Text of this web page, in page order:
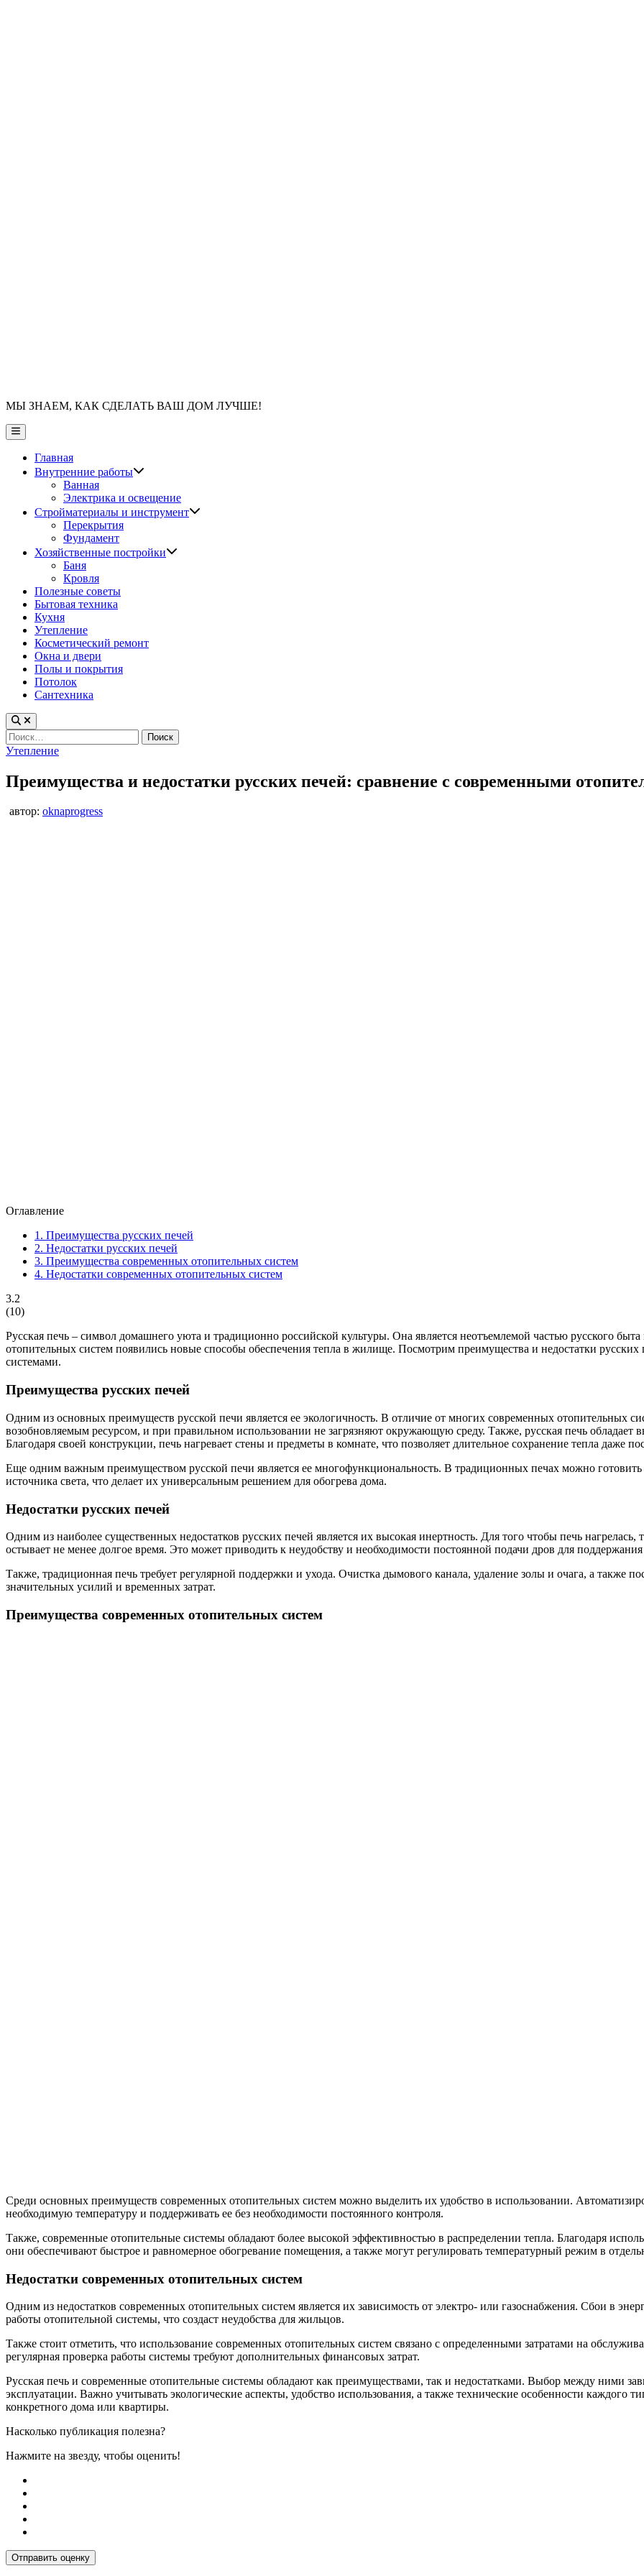
МЫ ЗНАЕМ, КАК СДЕЛАТЬ ВАШ ДОМ ЛУЧШЕ!
Главное
меню
Главная
Внутренние работы
Ванная
Электрика и освещение
Стройматериалы и инструмент
Перекрытия
Фундамент
Хозяйственные постройки
Баня
Кровля
Полезные советы
Бытовая техника
Кухня
Утепление
Косметический ремонт
Окна и двери
Полы и покрытия
Потолок
Сантехника
Найти:
Опубликовано
Утепление
Преимущества и недостатки русских печей: сравнение с современными
автор: oknaprogress
Оглавление
1. Преимущества русских печей
2. Недостатки русских печей
3. Преимущества современных отопительных систем
4. Недостатки современных отопительных систем
3.2
(10)
Русская печь – символ домашнего уюта и традиционно российской культуры. Она является неотъемлемой частью русского
отопительных систем появились новые способы обеспечения тепла в жилище. Посмотрим преимущества и недостатки
системами.
Преимущества русских печей
Одним из основных преимуществ русской печи является ее экологичность. В отличие от многих современных отопительных
возобновляемым ресурсом, и при правильном использовании не загрязняют окружающую среду. Также, русская печь
Благодаря своей конструкции, печь нагревает стены и предметы в комнате, что позволяет длительное сохранение тепла даже
Еще одним важным преимуществом русской печи является ее многофункциональность. В традиционных печах можно готовить
источника света, что делает их универсальным решением для обогрева дома.
Недостатки русских печей
Одним из наиболее существенных недостатков русских печей является их высокая инертность. Для того чтобы печь нагрелась,
остывает не менее долгое время. Это может приводить к неудобству и необходимости постоянной подачи дров для поддержания
Также, традиционная печь требует регулярной поддержки и ухода. Очистка дымового канала, удаление золы и очага, а также
значительных усилий и временных затрат.
Преимущества современных отопительных систем
Среди основных преимуществ современных отопительных систем можно выделить их удобство в использовании.
необходимую температуру и поддерживать ее без необходимости постоянного контроля.
Также, современные отопительные системы обладают более высокой эффективностью в распределении тепла. Благодаря
они обеспечивают быстрое и равномерное обогревание помещения, а также могут регулировать температурный режим в
Недостатки современных отопительных систем
Одним из недостатков современных отопительных систем является их зависимость от электро- или газоснабжения. Сбои в
работы отопительной системы, что создаст неудобства для жильцов.
Также стоит отметить, что использование современных отопительных систем связано с определенными затратами на
регулярная проверка работы системы требуют дополнительных финансовых затрат.
Русская печь и современные отопительные системы обладают как преимуществами, так и недостатками. Выбор между ними
эксплуатации. Важно учитывать экологические аспекты, удобство использования, а также технические особенности каждого
конкретного дома или квартиры.
Насколько публикация полезна?
Нажмите на звезду, чтобы оценить!
Отправить оценку